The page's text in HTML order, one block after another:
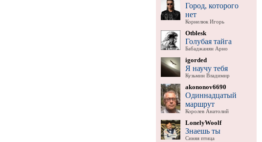
Город, которого
нет
Корнелюк Игорь
Otblesk
Голубая тайга
Бабаджанян Арно
igorded
Я научу тебя
Кузьмин Владимир
akononov6690
Одиннадцатый
маршрут
Королев Анатолий
LonelyWoolf
Знаешь ты
Синяя птица